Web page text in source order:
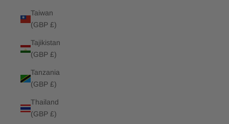
Taiwan
(GBP £)
Tajikistan
(GBP £)
Tanzania
(GBP £)
Thailand
(GBP £)